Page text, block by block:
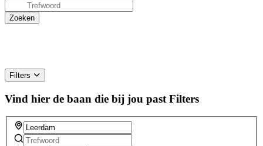
Filters
Vind hier de baan die bij jou past Filters